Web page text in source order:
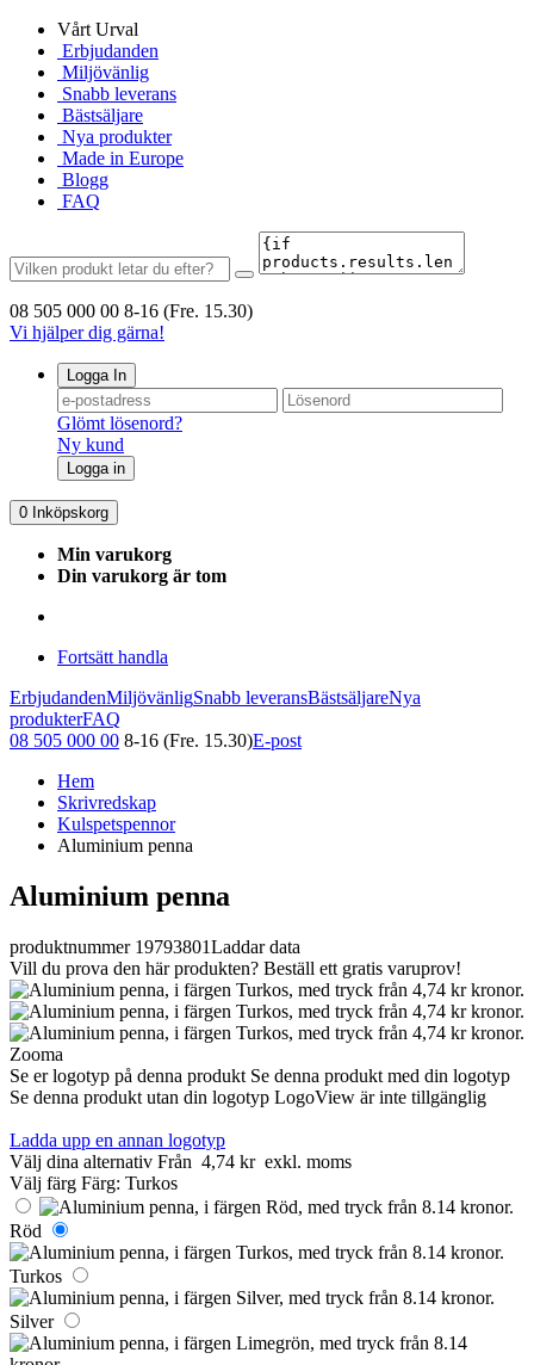
Vårt Urval
Erbjudanden
Miljövänlig
Snabb leverans
Bästsäljare
Nya produkter
Made in Europe
Blogg
FAQ
08 505 000 00 8-16 (Fre. 15.30)
Vi hjälper dig gärna!
Logga In
Glömt lösenord?
Ny kund
Logga in
0 Inköpskorg
Min varukorg
Din varukorg är tom
Fortsätt handla
ErbjudandenMiljövänligSnabb leveransBästsäljareNya
produkterFAQ
08 505 000 00 8-16 (Fre. 15.30)E-post
Hem
Skrivredskap
Kulspetspennor
Aluminium penna
Aluminium penna
produktnummer 19793801Laddar data
Vill du prova den här produkten? Beställ ett gratis varuprov!
Zooma
Se er logotyp på denna produkt Se denna produkt med din logotyp
Se denna produkt utan din logotyp LogoView är inte tillgänglig
Ladda upp en annan logotyp
Välj dina alternativ Från 4,74 kr exkl. moms
Välj färg Färg: Turkos
Röd
Turkos
Silver